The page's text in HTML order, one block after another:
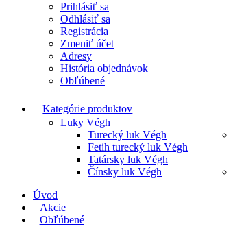
Prihlásiť sa
Odhlásiť sa
Registrácia
Zmeniť účet
Adresy
História objednávok
Obľúbené
Kategórie produktov
Luky Végh
Turecký luk Végh
Fetih turecký luk Végh
Tatársky luk Végh
Čínsky luk Végh
Úvod
Akcie
Obľúbené